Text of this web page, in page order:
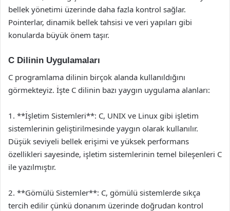
bellek yönetimi üzerinde daha fazla kontrol sağlar.
Pointerlar, dinamik bellek tahsisi ve veri yapıları gibi
konularda büyük önem taşır.
C Dilinin Uygulamaları
C programlama dilinin birçok alanda kullanıldığını
görmekteyiz. İşte C dilinin bazı yaygın uygulama alanları:
1. **İşletim Sistemleri**: C, UNIX ve Linux gibi işletim
sistemlerinin geliştirilmesinde yaygın olarak kullanılır.
Düşük seviyeli bellek erişimi ve yüksek performans
özellikleri sayesinde, işletim sistemlerinin temel bileşenleri C
ile yazılmıştır.
2. **Gömülü Sistemler**: C, gömülü sistemlerde sıkça
tercih edilir çünkü donanım üzerinde doğrudan kontrol